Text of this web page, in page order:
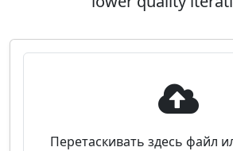
Перетаскивать здесь файл